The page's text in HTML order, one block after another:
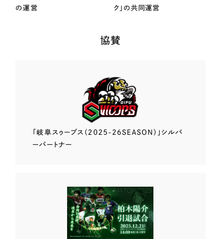
の運営
ク」の共同運営
協賛
「岐阜スゥープス （2025-26SEASON）」 シルバ
ーパートナー